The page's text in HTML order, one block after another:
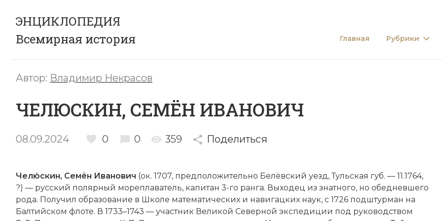
ЭНЦИКЛОПЕДИЯ
Всемирная история
Главная Рубрики
Автор: Владимир Некрасов
ЧЕЛЮСКИН, СЕМЁН ИВАНОВИЧ
08.09.2024 0 0 359 Поделиться
Челю́скин, Семён Иванович (ок. 1707, предположительно Белёвский уезд, Тульская губ. — 11.1764,
?) — русский полярный мореплаватель, капитан 3-го ранга. Выходец из знатного, но обедневшего
рода. Получил образование в Школе математических и навигацких наук, с 1726 подштурман на
Балтийском флоте. В 1733–1743 — участник Великой Северной экспедиции под руководством